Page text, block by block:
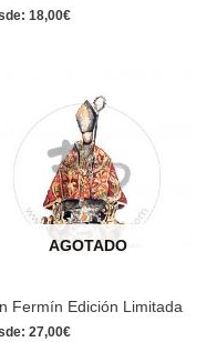
18,00€
AGOTADO
Fermín Edición Limitada
27,00€